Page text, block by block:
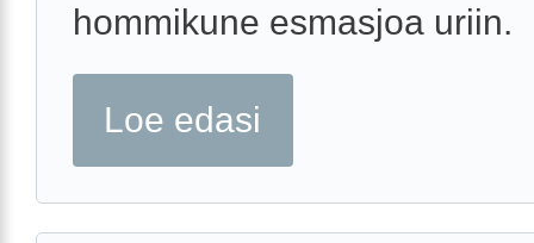
hommikune esmasjoa uriin.
Loe edasi